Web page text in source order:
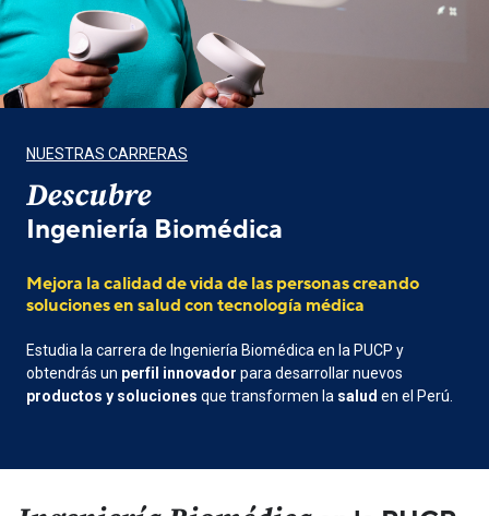
NUESTRAS CARRERAS
Descubre
Ingeniería Biomédica
Mejora la calidad de vida de las personas creando
soluciones en salud con tecnología médica
Estudia la carrera de Ingeniería Biomédica en la PUCP y
obtendrás un perfil innovador para desarrollar nuevos
productos y soluciones que transformen la salud en el Perú.